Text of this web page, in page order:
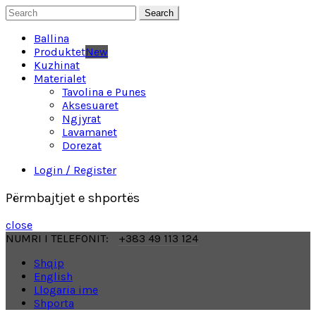
Search
Ballina
ProduktetNew
Kuzhinat
Materialet
Tavolina e Punes
Aksesuaret
Ngjyrat
Lavamanet
Dorezat
Login / Register
Përmbajtjet e shportës
close
NUMRI I TELEFONIT:
+383 49 113 124
Shqip
English
Llogaria ime
Shporta